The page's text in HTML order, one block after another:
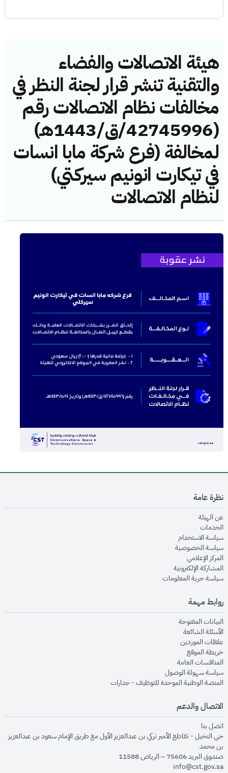
هيئة الاتصالات والفضاء
والتقنية تنشر قرار لجنة النظر في
مخالفات نظام الاتصالات رقم
(42745996/ق/1443هـ)
لمخالفة (فرع شركة مابا انسات
في تيكارت انونيم سيركتي)
لنظام الاتصالات
نظرة عامة
عن الهيئةopens in new window
الخدماتopens in new window
سياسة الاستخدام
سياسة الخصوصيةopens in new window
المركز الإعلاميopens in new window
المشاركة الإلكترونيةopens in new window
سياسة حرية المعلوماتopens in new window
روابط مهمة
البيانات المفتوحةopens in new window
الأسئلة الشائعةopens in new window
علاقات الموردينopens in new window
خريطة الموقعopens in new window
المنافسات العامةopens in new window
سياسة سهولة الوصولopens in new window
المنصة الوطنية الموحدة للتوظيف - جداراتopens in new window
الاتصال والدعم
اتصل بنا
حي النخيل - تقاطع الأمير تركي بن عبدالعزيز الأول مع طريق الإمام سعود بن عبدالعزيز
بن محمد
صندوق البريد 75606 – الرياض 11588
info@cst.gov.sa